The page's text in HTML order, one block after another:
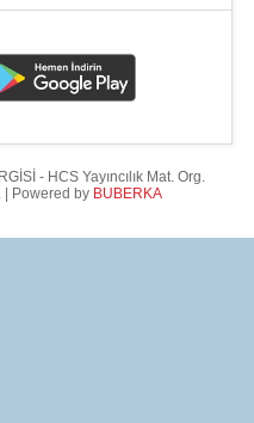
- HCS Yayıncılık Mat. Org.
| Powered by BUBERKA